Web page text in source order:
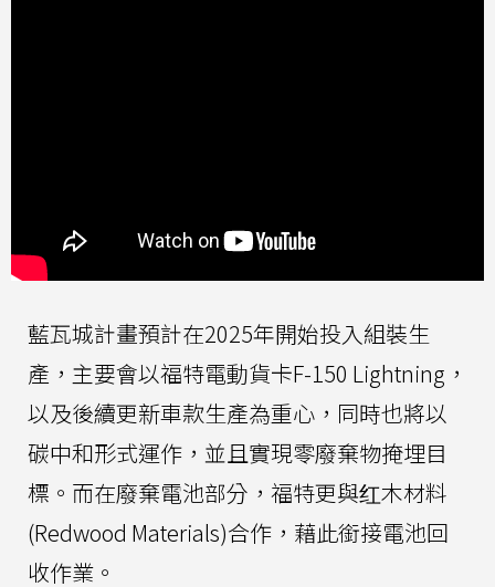
藍瓦城計畫預計在2025年開始投入組裝生
產，主要會以福特電動貨卡F-150 Lightning，
以及後續更新車款生產為重心，同時也將以
碳中和形式運作，並且實現零廢棄物掩埋目
標。而在廢棄電池部分，福特更與红木材料
(Redwood Materials)合作，藉此銜接電池回
收作業。